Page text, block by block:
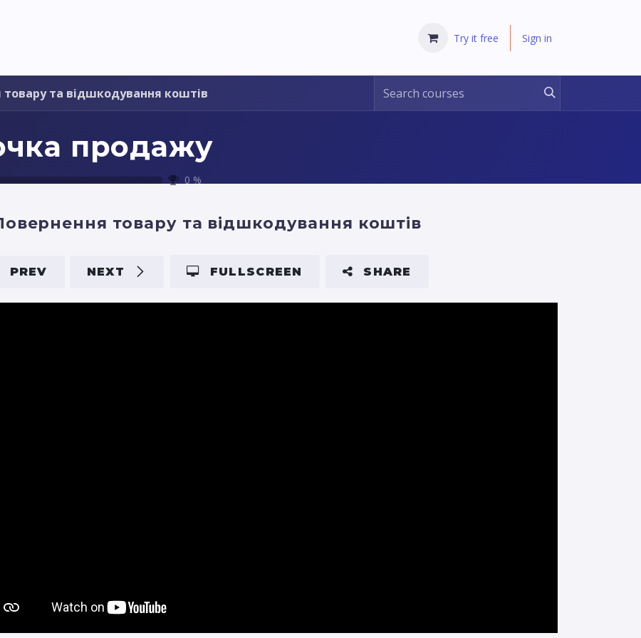
Try it free Sign in
товару та відшкодування коштів
продажу
0 %
товару та відшкодування коштів
PREV NEXT FULLSCREEN SHARE